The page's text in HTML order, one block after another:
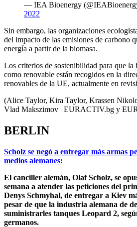
— IEA Bioenergy
2022
Sin embargo, las organizaciones
del impacto de las emisiones de carbono
energía a partir de la biomasa.
Los criterios de sostenibilidad para que la
como renovable están recogidos en la
renovables de la UE, actualmente en
(Alice Taylor, Kira Taylor, Krassen
Vlad Makszimov | EURACTIV.bg y
BERLIN
Scholz se negó a entregar más armas
medios alemanes:
El canciller alemán, Olaf Scholz, se
semana a atender las peticiones del
Denys Schmyhal, de entregar a Kiev
pesar de que la industria alemana de
suministrarles tanques Leopard 2,
germanos.